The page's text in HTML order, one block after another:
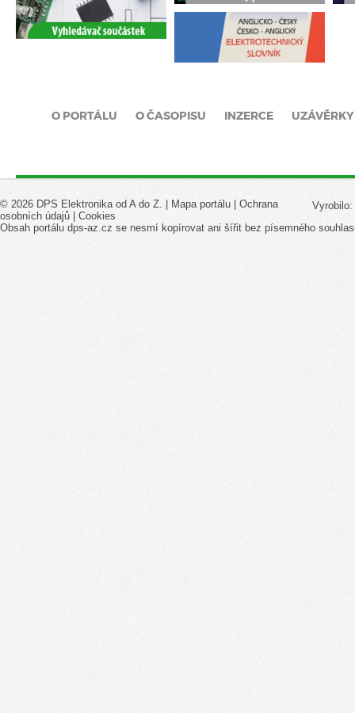
O PORTÁLU O ČASOPISU INZERCE UZÁVĚRKY
Vyrobilo:
© 2026 DPS Elektronika od A do Z. | Mapa portálu
Ochrana
osobních údajů
Cookies
Obsah portálu dps-az.cz se nesmí kopírovat ani šířit bez písemného